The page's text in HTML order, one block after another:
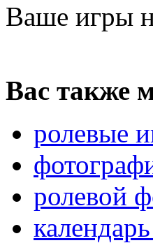
Ваше игры
Вас также
ролевые
ролевой